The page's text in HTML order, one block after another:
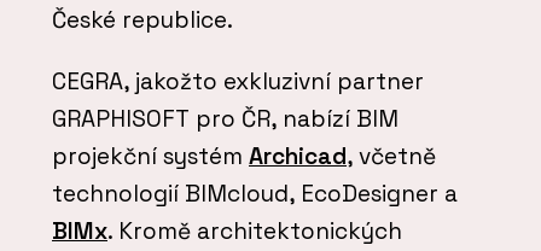
České republice.
CEGRA, jakožto exkluzivní partner
GRAPHISOFT pro ČR, nabízí BIM
projekční systém Archicad, včetně
technologií BIMcloud, EcoDesigner a
BIMx. Kromě architektonických